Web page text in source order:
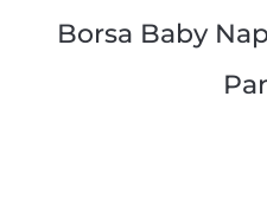
Borsa Baby